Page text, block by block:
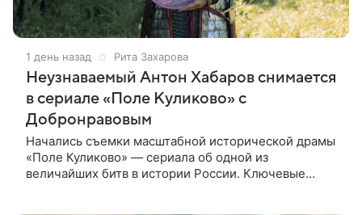
1 день назад Рита Захарова
Неузнаваемый Антон Хабаров снимается
в сериале «Поле Куликово» с
Добронравовым
Начались съемки масштабной исторической драмы
«Поле Куликово» — сериала об одной из
величайших битв в истории России. Ключевые